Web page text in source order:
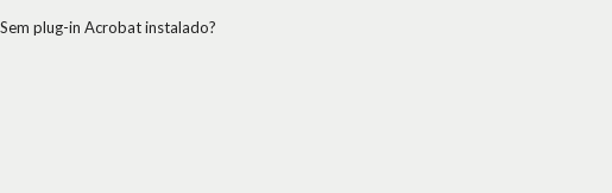
Sem plug-in Acrobat instalado?